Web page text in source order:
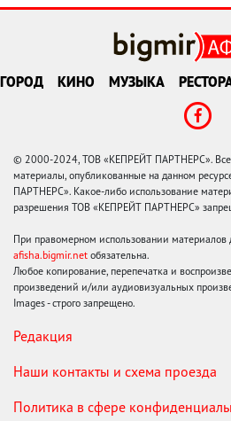
ГОРОД КИНО МУЗЫКА
© 2000-2024, ТОВ «КЕПРЕЙТ ПАРТНЕРС». Все
материалы, опубликованные на данном
ПАРТНЕРС». Какое-либо использование
разрешения ТОВ «КЕПРЕЙТ ПАРТНЕРС»
При правомерном использовании материалов
afisha.bigmir.net обязательна.
Любое копирование, перепечатка и
произведений и/или аудиовизуальных
Images - строго запрещено.
Редакция
Наши контакты и схема проезда
Политика в сфере